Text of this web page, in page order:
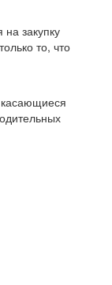
закупку
то, что